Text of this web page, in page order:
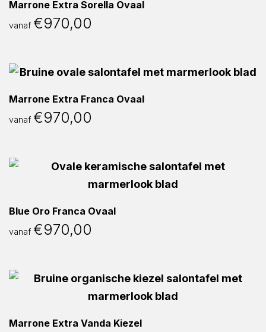
Marrone Extra Sorella Ovaal
vanaf €970,00
Marrone Extra Franca Ovaal
vanaf €970,00
Blue Oro Franca Ovaal
vanaf €970,00
Marrone Extra Vanda Kiezel